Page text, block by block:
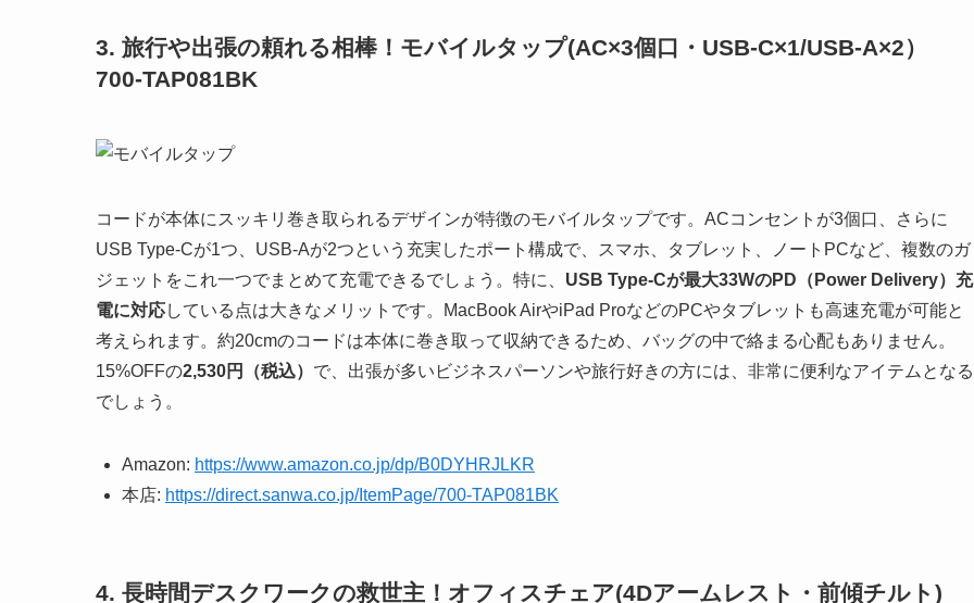
3. 旅行や出張の頼れる相棒！モバイルタップ(AC×3個口・USB-C×1/USB-A×2）
700-TAP081BK
コードが本体にスッキリ巻き取られるデザインが特徴のモバイルタップです。ACコンセントが3個口、さらに
USB Type-Cが1つ、USB-Aが2つという充実したポート構成で、スマホ、タブレット、ノートPCなど、複数のガ
ジェットをこれ一つでまとめて充電できるでしょう。特に、 USB Type-Cが最大33WのPD（Power Delivery）充
電に対応している点は大きなメリットです。MacBook AirやiPad ProなどのPCやタブレットも高速充電が可能と
考えられます。約20cmのコードは本体に巻き取って収納できるため、バッグの中で絡まる心配もありません。
15%OFFの2,530円（税込） で、出張が多いビジネスパーソンや旅行好きの方には、非常に便利なアイテムとなる
でしょう。
Amazon: https://www.amazon.co.jp/dp/B0DYHRJLKR
本店: https://direct.sanwa.co.jp/ItemPage/700-TAP081BK
4. 長時間デスクワークの救世主！オフィスチェア(4Dアームレスト・前傾チルト)